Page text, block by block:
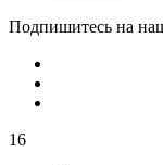
Подпишитесь на
16